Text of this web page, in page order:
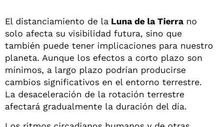
El distanciamiento de la Luna de la Tierrano
solo afecta su visibilidad futura, sino que
también puede tener implicaciones para nuestro
planeta. Aunque los efectos a corto plazo son
mínimos, a largo plazo podrían producirse
cambios significativos en el entorno terrestre.
La desaceleración de la rotación terrestre
afectará gradualmente la duración del día.